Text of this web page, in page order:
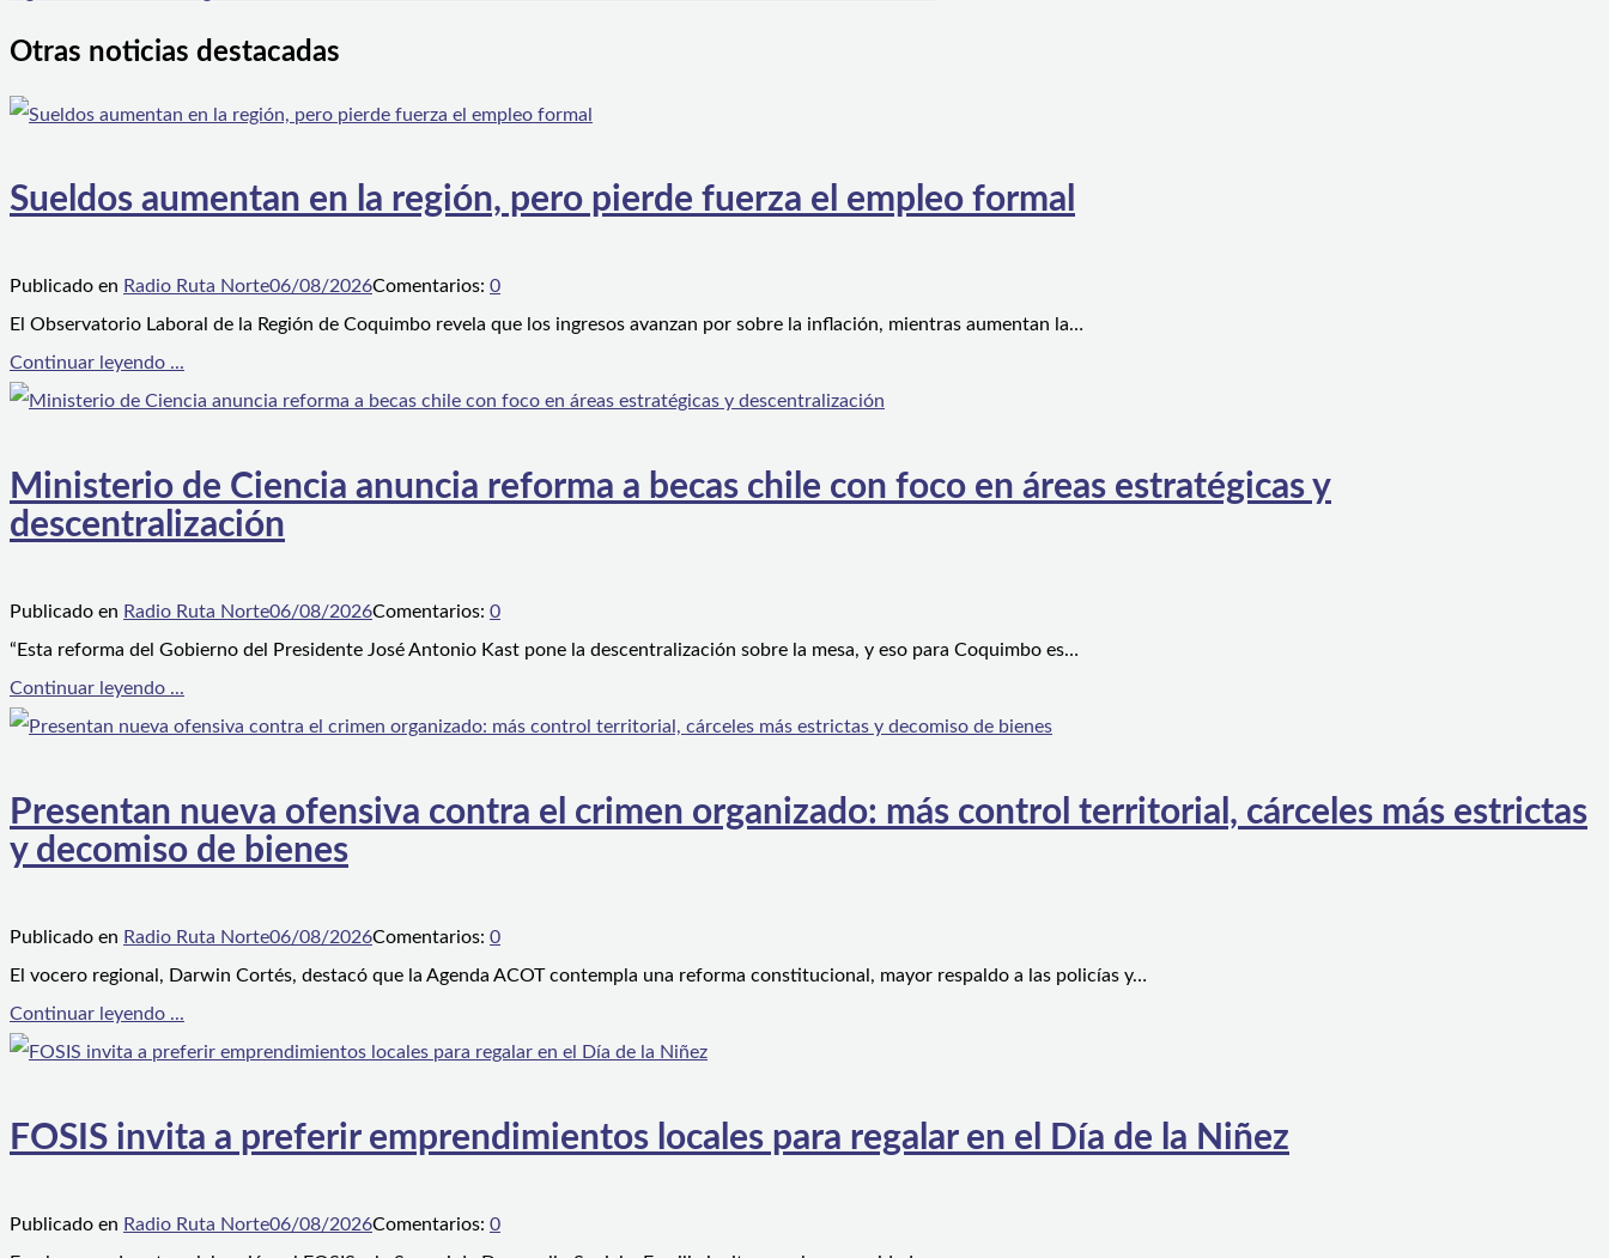
Otras noticias destacadas
Sueldos aumentan en la región, pero pierde fuerza el empleo formal
Publicado en Radio Ruta Norte06/08/2026Comentarios: 0
El Observatorio Laboral de la Región de Coquimbo revela que los ingresos avanzan por sobre la inflación, mientras aumentan la…
Continuar leyendo ...
Ministerio de Ciencia anuncia reforma a becas chile con foco en áreas estratégicas y
descentralización
Publicado en Radio Ruta Norte06/08/2026Comentarios: 0
“Esta reforma del Gobierno del Presidente José Antonio Kast pone la descentralización sobre la mesa, y eso para Coquimbo es…
Continuar leyendo ...
Presentan nueva ofensiva contra el crimen organizado: más control territorial, cárceles más estrictas
y decomiso de bienes
Publicado en Radio Ruta Norte06/08/2026Comentarios: 0
El vocero regional, Darwin Cortés, destacó que la Agenda ACOT contempla una reforma constitucional, mayor respaldo a las policías y…
Continuar leyendo ...
FOSIS invita a preferir emprendimientos locales para regalar en el Día de la Niñez
Publicado en Radio Ruta Norte06/08/2026Comentarios: 0